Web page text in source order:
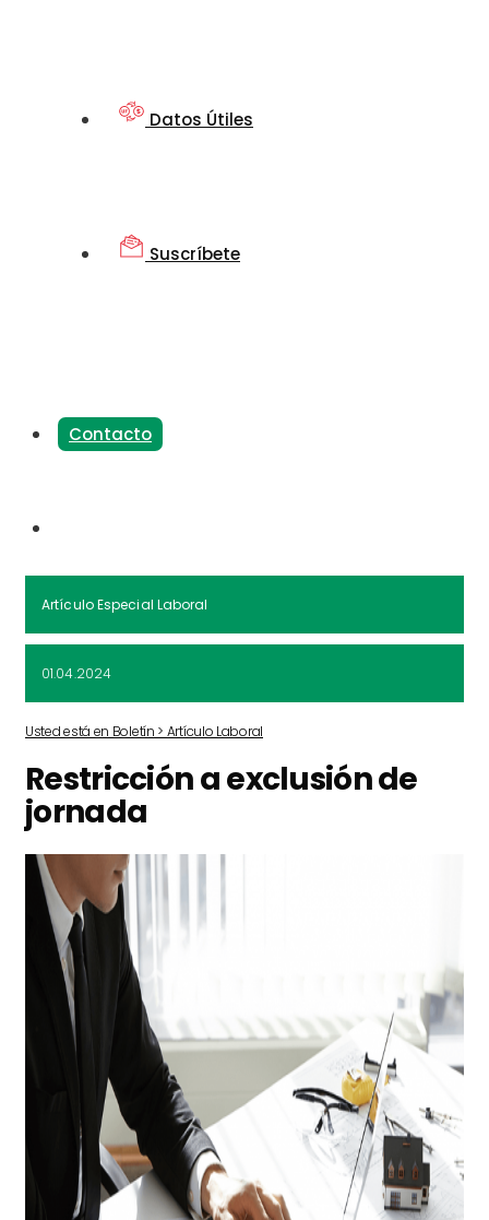
Datos Útiles
Suscríbete
Contacto
Artículo Especial Laboral
01.04.2024
Usted está en Boletín > Artículo Laboral
Restricción a exclusión de
jornada